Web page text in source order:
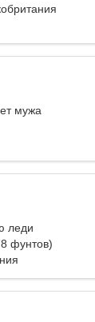
мужа
леди
фунтов)